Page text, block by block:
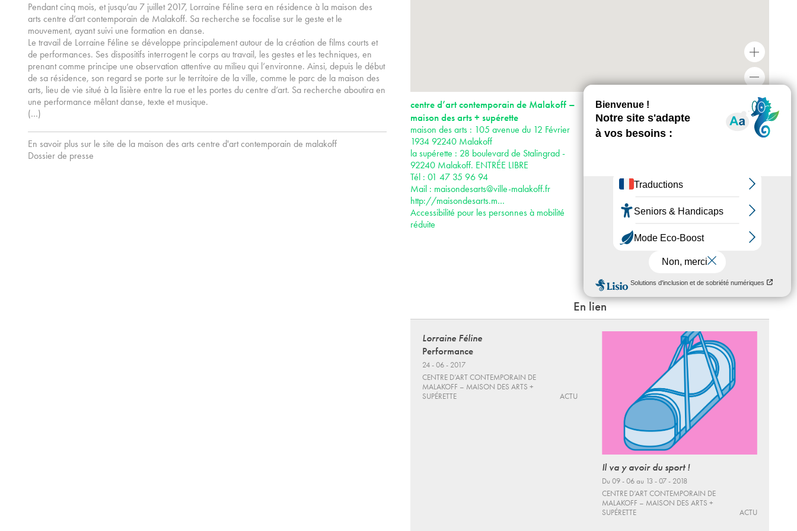
Pendant cinq mois, et jusqu’au 7 juillet 2017, Lorraine Féline sera en résidence à la maison des
arts centre d’art contemporain de Malakoff. Sa recherche se focalise sur le geste et le
mouvement, ayant suivi une formation en danse.
Le travail de Lorraine Féline se développe principalement autour de la création de films courts et
de performances. Ses dispositifs interrogent le corps au travail, les gestes et les techniques, en
prenant comme principe une observation attentive au milieu qui l’environne. Ainsi, depuis le début
de sa résidence, son regard se porte sur le territoire de la ville, comme le parc de la maison des
arts, lieu de vie situé à la lisière entre la rue et les portes du centre d’art. Sa recherche aboutira en
une performance mêlant danse, texte et musique.
(…)
En savoir plus sur le site de la maison des arts centre d'art contemporain de malakoff
Dossier de presse
+
-
centre d’art contemporain de Malakoff –
maison des arts + supérette
maison des arts : 105 avenue du 12 Février
1934 92240 Malakoff
la supérette : 28 boulevard de Stalingrad -
92240 Malakoff. ENTRÉE LIBRE
Tél : 01 47 35 96 94
Mail : maisondesarts@ville-malakoff.fr
http://maisondesarts.m…
Accessibilité pour les personnes à mobilité
réduite
Horaires : · site maison des arts entrée libre
mercredi au vendredi : 12h00 à 18h00
samedi et dimanche : 14h00 à 18h00. lundis
et mardis sur rendez-vous.
Accès :
· Bus 194, 388, N66
· Vélib’ Station n°22404, avenue Pierre
Brossolette
· Voiture : Porte de Châtillon, puis avenue
Pierre Brossolette
Vélib' : Station nº 22404
En lien
Lorraine Féline
Performance
24 - 06 - 2017
CENTRE D’ART CONTEMPORAIN DE
MALAKOFF – MAISON DES ARTS +
SUPÉRETTE
ACTU
Il va y avoir du sport !
Du 09 - 06 au 13 - 07 - 2018
CENTRE D’ART CONTEMPORAIN DE
MALAKOFF – MAISON DES ARTS +
SUPÉRETTE
ACTU